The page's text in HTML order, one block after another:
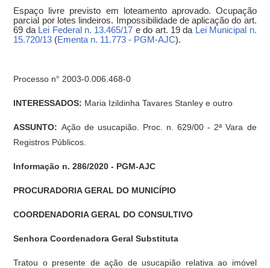
Espaço livre previsto em loteamento aprovado. Ocupação
parcial por lotes lindeiros. Impossibilidade de aplicação do art.
69 da Lei Federal n. 13.465/17 e do art. 19 da Lei Municipal n.
15.720/13 (Ementa n. 11.773 - PGM-AJC).
Processo n° 2003-0.006.468-0
INTERESSADOS: Maria Izildinha Tavares Stanley e outro
ASSUNTO: Ação de usucapião. Proc. n. 629/00 - 2ª Vara de
Registros Públicos.
Informação n. 286/2020 - PGM-AJC
PROCURADORIA GERAL DO MUNICÍPIO
COORDENADORIA GERAL DO CONSULTIVO
Senhora Coordenadora Geral Substituta
Tratou o presente de ação de usucapião relativa ao imóvel